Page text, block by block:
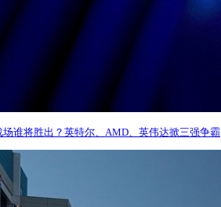
场谁将胜出？英特尔、AMD、英伟达掀三强争霸